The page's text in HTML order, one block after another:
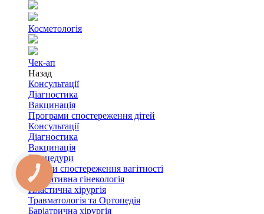
Косметологія
Чек-ап
Назад
Консультації
Діагностика
Вакцинація
Програми спостереження дітей
Консультації
Діагностика
Вакцинація
Процедури
Пакети спостереження вагітності
Оперативна гінекологія
Пластична хірургія
Травматологія та Ортопедія
Баріатрична хірургія